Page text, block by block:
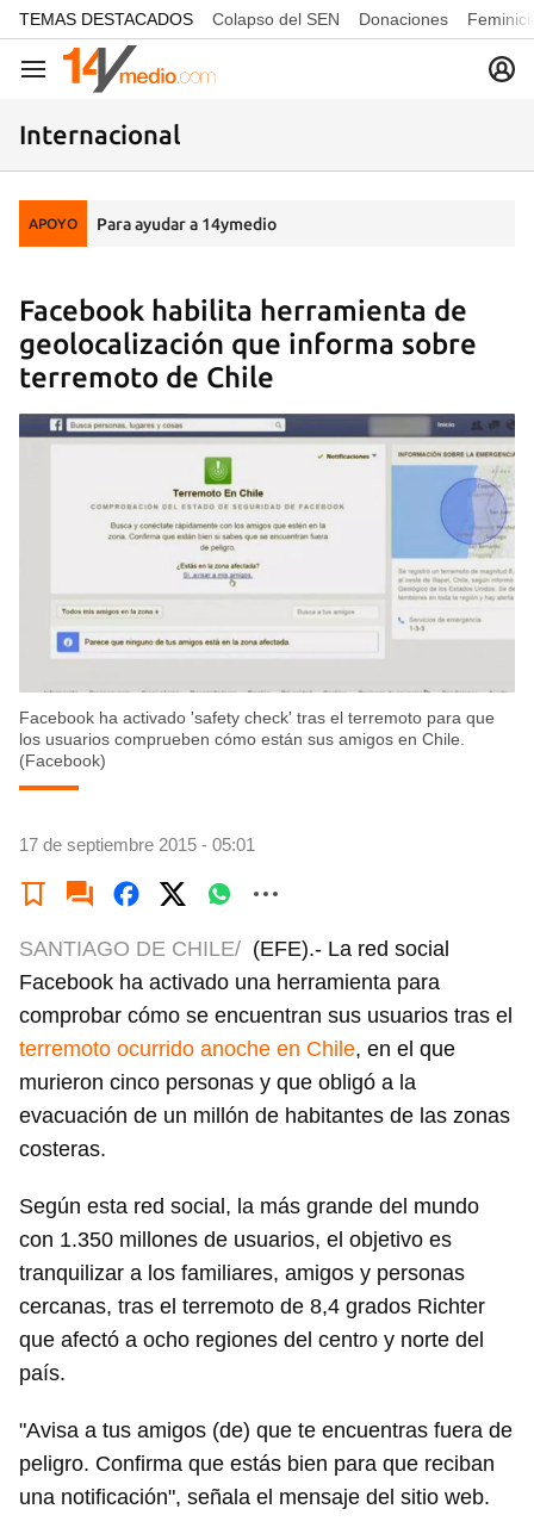
common.go-to-content
TEMAS DESTACADOS Colapso del SEN Donaciones
Navegación
Internacional
APOYO Para ayudar a 14ymedio
Facebook habilita herramienta de
geolocalización que informa sobre
terremoto de Chile
Facebook ha activado 'safety check' tras el terremoto para que
los usuarios comprueben cómo están sus amigos en Chile.
(Facebook)
17 de septiembre 2015 - 05:01
SANTIAGO DE CHILE/ (EFE).- La red social
Facebook ha activado una herramienta para
comprobar cómo se encuentran sus usuarios tras el
terremoto ocurrido anoche en Chile, en el que
murieron cinco personas y que obligó a la
evacuación de un millón de habitantes de las zonas
costeras.
Según esta red social, la más grande del mundo
con 1.350 millones de usuarios, el objetivo es
tranquilizar a los familiares, amigos y personas
cercanas, tras el terremoto de 8,4 grados Richter
que afectó a ocho regiones del centro y norte del
país.
"Avisa a tus amigos (de) que te encuentras fuera de
peligro. Confirma que estás bien para que reciban
una notificación", señala el mensaje del sitio web.